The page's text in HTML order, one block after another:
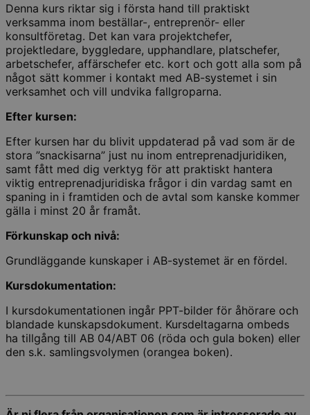
Denna kurs riktar sig i första hand till praktiskt
verksamma inom beställar-, entreprenör- eller
konsultföretag. Det kan vara projektchefer,
projektledare, byggledare, upphandlare, platschefer,
arbetschefer, affärschefer etc. kort och gott alla som på
något sätt kommer i kontakt med AB-systemet i sin
verksamhet och vill undvika fallgroparna.
Efter kursen:
Efter kursen har du blivit uppdaterad på vad som är de
stora ”snackisarna” just nu inom entreprenadjuridiken,
samt fått med dig verktyg för att praktiskt hantera
viktig entreprenadjuridiska frågor i din vardag samt en
spaning in i framtiden och de avtal som kanske kommer
gälla i minst 20 år framåt.
Förkunskap och nivå:
Grundläggande kunskaper i AB-systemet är en fördel.
Kursdokumentation:
I kursdokumentationen ingår PPT-bilder för åhörare och
blandade kunskapsdokument. Kursdeltagarna ombeds
ha tillgång till AB 04/ABT 06 (röda och gula boken) eller
den s.k. samlingsvolymen (orangea boken).